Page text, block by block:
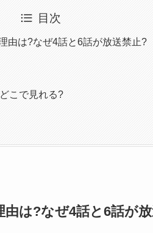
目次
由は?なぜ4話と6話が放送禁止?
こで見れる?
は?なぜ4話と6話が